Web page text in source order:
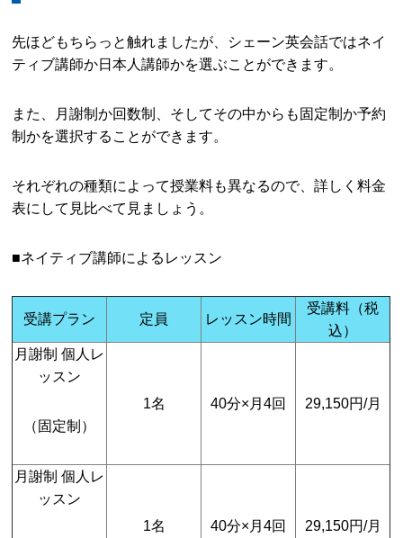
先ほどもちらっと触れましたが、シェーン英会話ではネイ
ティブ講師か日本人講師かを選ぶことができます。
また、月謝制か回数制、そしてその中からも固定制か予約
制かを選択することができます。
それぞれの種類によって授業料も異なるので、詳しく料金
表にして見比べて見ましょう。
■ネイティブ講師によるレッスン
受講プラン 定員 レッスン時間
受講料（税
込）
月謝制 個人レ
ッスン
（固定制）
1名 40分×月4回 29,150円/月
月謝制 個人レ
ッスン
1名 40分×月4回 29,150円/月